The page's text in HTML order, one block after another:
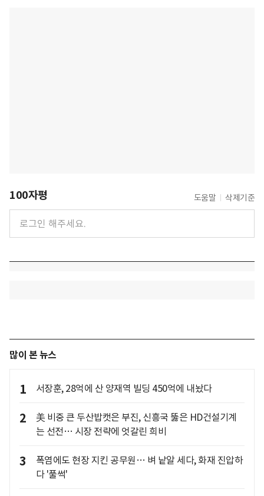
100자평 도움말 삭제기준
많이 본 뉴스
1 서장훈, 28억에 산 양재역 빌딩 450억에 내놨다
2
美 비중 큰 두산밥캣은 부진, 신흥국 뚫은 HD건설기계
는 선전… 시장 전략에 엇갈린 희비
3
폭염에도 현장 지킨 공무원… 벼 낱알 세다, 화재 진압하
다 '풀썩'